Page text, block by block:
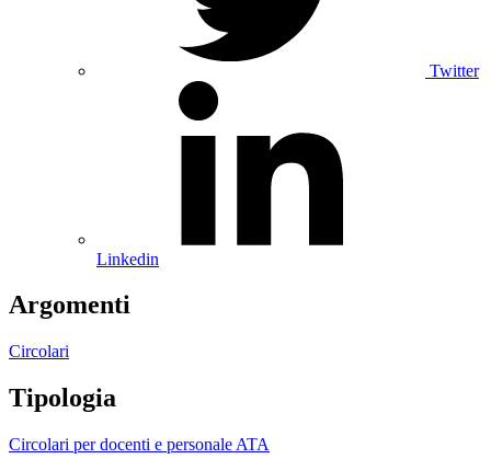
Twitter
Linkedin
Argomenti
Circolari
Tipologia
Circolari per docenti e personale ATA